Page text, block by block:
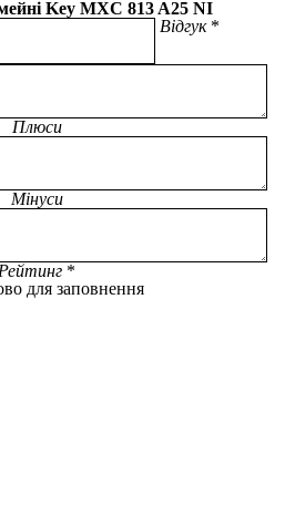
Key MXC 813 A25 NI
Відгук
Плюси
Мінуси
Рейтинг
для заповнення